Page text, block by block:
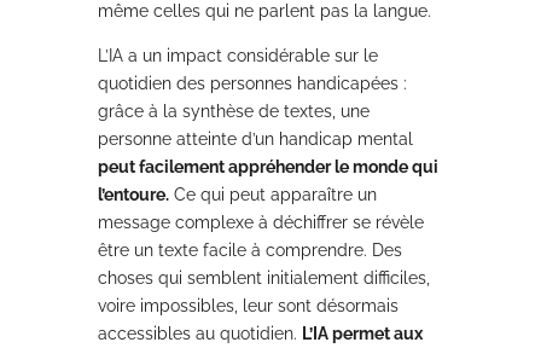
même celles qui ne parlent pas la langue.
L’IA a un impact considérable sur le
quotidien des personnes handicapées :
grâce à la synthèse de textes, une
personne atteinte d’un handicap mental
peut facilement appréhender le monde qui
l’entoure.Ce qui peut apparaître un
message complexe à déchiffrer se révèle
être un texte facile à comprendre. Des
choses qui semblent initialement difficiles,
voire impossibles, leur sont désormais
accessibles au quotidien. L’IA permet aux